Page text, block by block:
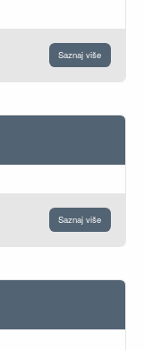
Saznaj više
Saznaj više